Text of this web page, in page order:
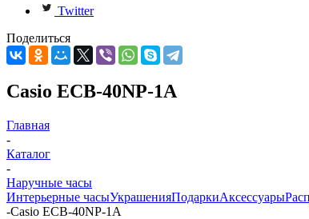
Twitter
Поделиться
Casio ECB-40NP-1A
Главная
-
Каталог
-
Наручные часы
Интерьерные часыУкрашенияПодаркиАксессуары
-Casio ECB-40NP-1A